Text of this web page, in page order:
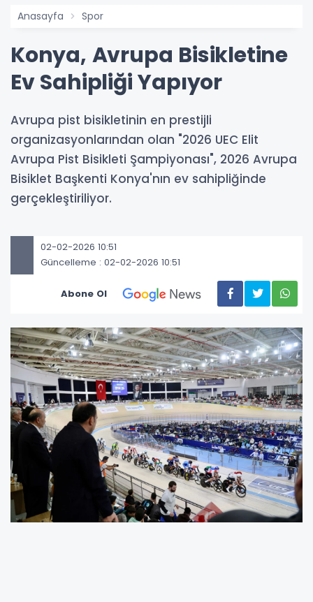
Anasayfa Spor
Konya, Avrupa Bisikletine
Ev Sahipliği Yapıyor
Avrupa pist bisikletinin en prestijli
organizasyonlarından olan "2026 UEC Elit
Avrupa Pist Bisikleti Şampiyonası", 2026 Avrupa
Bisiklet Başkenti Konya'nın ev sahipliğinde
gerçekleştiriliyor.
02-02-2026 10:51
Güncelleme : 02-02-2026 10:51
Abone Ol